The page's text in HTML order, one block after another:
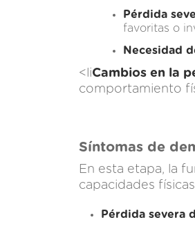
Pérdida
favoritas o
Necesidad
<liCambios en la
comportamiento
Síntomas de
En esta etapa, la
capacidades
Pérdida severa